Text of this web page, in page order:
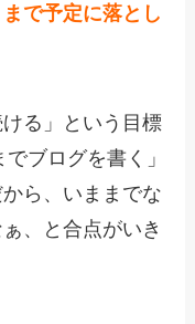
で予定に落とし
る」という目標
ブログを書く」
ら、いままでな
、と合点がいき